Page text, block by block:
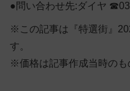
●問い合わせ先:ダイヤ
※この記事は『特選街』
す。
※価格は記事作成当時のも